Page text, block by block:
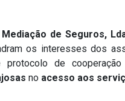
Mediação de Seguros,
os interesses dos
protocolo de
no acesso aos